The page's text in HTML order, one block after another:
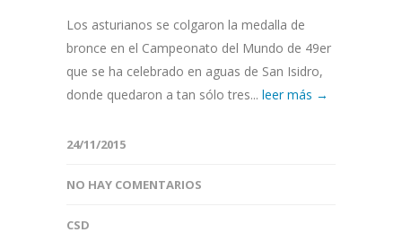
Los asturianos se colgaron la medalla de
bronce en el Campeonato del Mundo de 49er
que se ha celebrado en aguas de San Isidro,
donde quedaron a tan sólo tres... leer más →
24/11/2015
NO HAY COMENTARIOS
CSD